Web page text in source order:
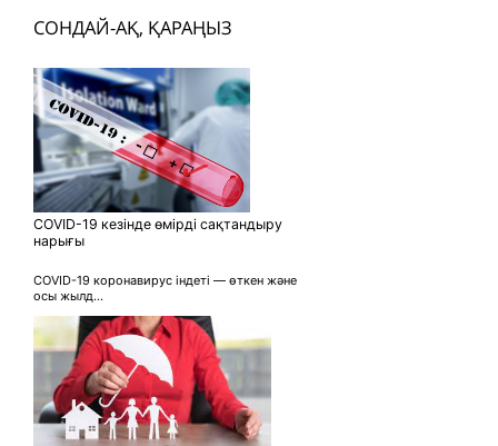
СОНДАЙ-АҚ, ҚАРАҢЫЗ
COVID-19 кезінде өмірді сақтандыру
нарығы
COVID-19 коронавирус індеті — өткен және
осы жылд...